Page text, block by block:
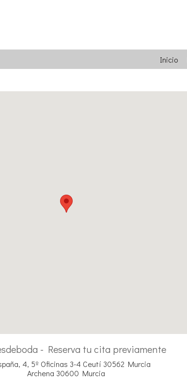
Inicio
- Reserva tu cita previamente
4, 5º Oficinas 3-4 Ceutí 30562 Murcia
Archena 30600 Murcia